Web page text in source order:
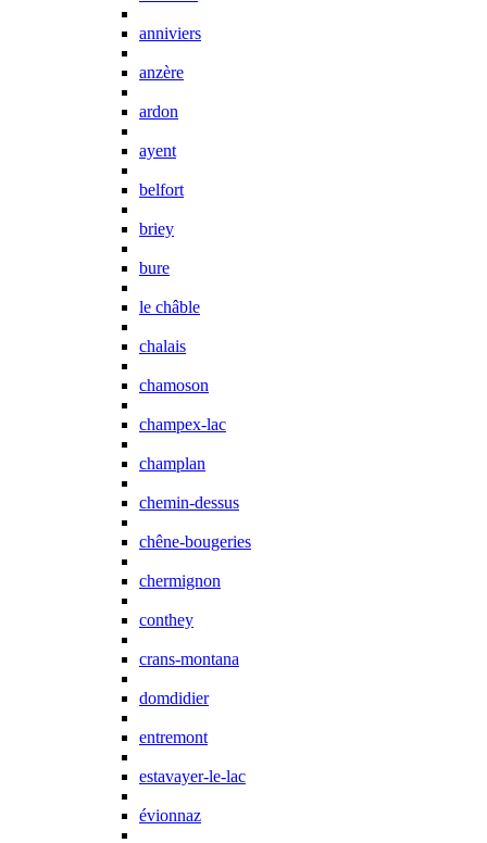
anniviers
anzère
ardon
ayent
belfort
briey
bure
le châble
chalais
chamoson
champex-lac
champlan
chemin-dessus
chêne-bougeries
chermignon
conthey
crans-montana
domdidier
entremont
estavayer-le-lac
évionnaz